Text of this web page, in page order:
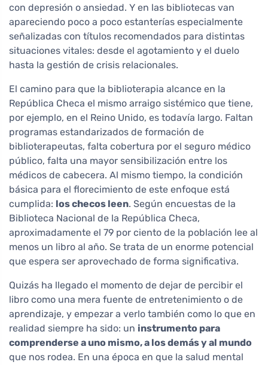
con depresión o ansiedad. Y en las bibliotecas van
apareciendo poco a poco estanterías especialmente
señalizadas con títulos recomendados para distintas
situaciones vitales: desde el agotamiento y el duelo
hasta la gestión de crisis relacionales.
El camino para que la biblioterapia alcance en la
República Checa el mismo arraigo sistémico que tiene,
por ejemplo, en el Reino Unido, es todavía largo. Faltan
programas estandarizados de formación de
biblioterapeutas, falta cobertura por el seguro médico
público, falta una mayor sensibilización entre los
médicos de cabecera. Al mismo tiempo, la condición
básica para el florecimiento de este enfoque está
cumplida: los checos leen. Según encuestas de la
Biblioteca Nacional de la República Checa,
aproximadamente el 79 por ciento de la población lee al
menos un libro al año. Se trata de un enorme potencial
que espera ser aprovechado de forma significativa.
Quizás ha llegado el momento de dejar de percibir el
libro como una mera fuente de entretenimiento o de
aprendizaje, y empezar a verlo también como lo que en
realidad siempre ha sido: un instrumento para
comprenderse a uno mismo, a los demás y al mundo
que nos rodea. En una época en que la salud mental